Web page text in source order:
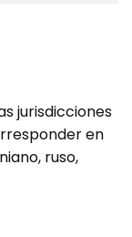
jurisdicciones
en
ruso,